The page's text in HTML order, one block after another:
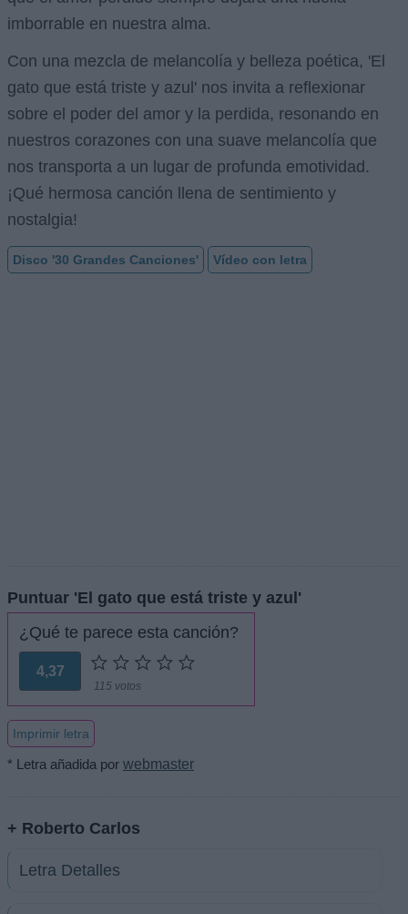
imborrable en nuestra alma.
Con una mezcla de melancolía y belleza poética, 'El
gato que está triste y azul' nos invita a reflexionar
sobre el poder del amor y la perdida, resonando en
nuestros corazones con una suave melancolía que
nos transporta a un lugar de profunda emotividad.
¡Qué hermosa canción llena de sentimiento y
nostalgia!
Disco '30 Grandes Canciones' Vídeo con letra
Puntuar 'El gato que está triste y azul'
¿Qué te parece esta canción?
4,37
115 votos
Imprimir letra
* Letra añadida por webmaster
+ Roberto Carlos
Letra Detalles